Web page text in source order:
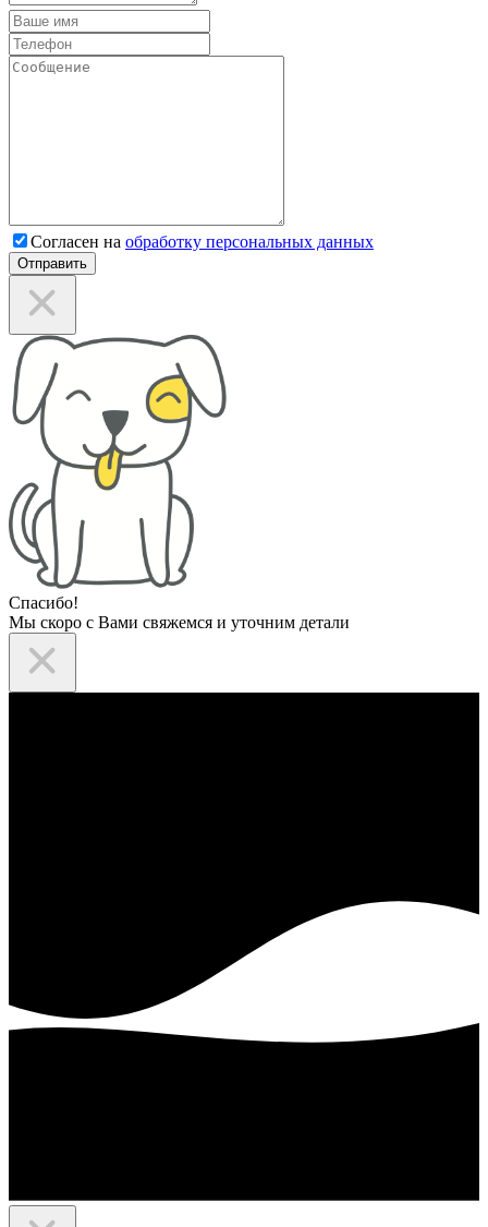
Согласен на обработку персональных данных
Отправить
Спасибо!
Мы скоро с Вами свяжемся и уточним детали